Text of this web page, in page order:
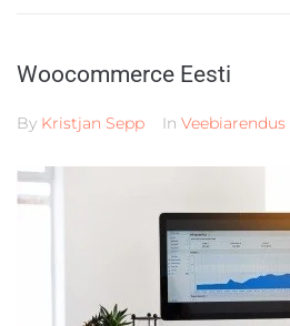
Woocommerce Eesti
By Kristjan Sepp In Veebiarendus